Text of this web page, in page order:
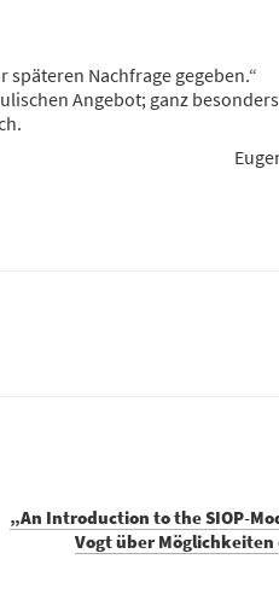
Nachfrage gegeben.“
Angebot; ganz
„An Introduction to the SIOP-
Vogt über